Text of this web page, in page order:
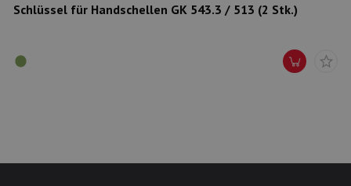
Schlüssel für Handschellen GK 543.3 / 513 (2 Stk.)